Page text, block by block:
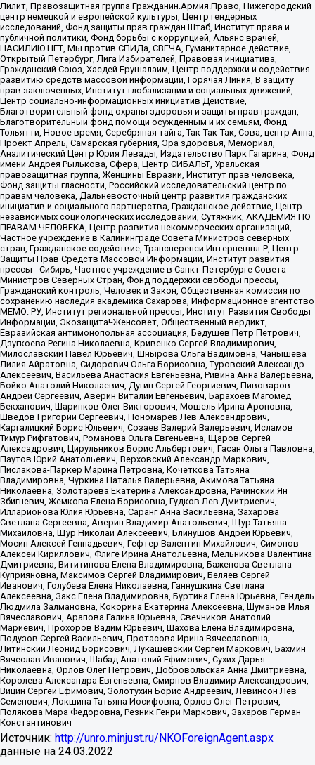
Лилит, Правозащитная группа Гражданин.Армия.Право, Нижегородский
центр немецкой и европейской культуры, Центр гендерных
исследований, Фонд защиты прав граждан Штаб, Институт права и
публичной политики, Фонд борьбы с коррупцией, Альянс врачей,
НАСИЛИЮ.НЕТ, Мы против СПИДа, СВЕЧА, Гуманитарное действие,
Открытый Петербург, Лига Избирателей, Правовая инициатива,
Гражданский Союз, Хасдей Ерушалаим, Центр поддержки и содействия
развитию средств массовой информации, Горячая Линия, В защиту
прав заключенных, Институт глобализации и социальных движений,
Центр социально-информационных инициатив Действие,
Благотворительный фонд охраны здоровья и защиты прав граждан,
Благотворительный фонд помощи осужденным и их семьям, Фонд
Тольятти, Новое время, Серебряная тайга, Так-Так-Так, Сова, центр Анна,
Проект Апрель, Самарская губерния, Эра здоровья, Мемориал,
Аналитический Центр Юрия Левады, Издательство Парк Гагарина, Фонд
имени Андрея Рылькова, Сфера, Центр СИБАЛЬТ, Уральская
правозащитная группа, Женщины Евразии, Институт прав человека,
Фонд защиты гласности, Российский исследовательский центр по
правам человека, Дальневосточный центр развития гражданских
инициатив и социального партнерства, Гражданское действие, Центр
независимых социологических исследований, Сутяжник, АКАДЕМИЯ ПО
ПРАВАМ ЧЕЛОВЕКА, Центр развития некоммерческих организаций,
Частное учреждение в Калининграде Совета Министров северных
стран, Гражданское содействие, Трансперенси Интернешнл-Р, Центр
Защиты Прав Средств Массовой Информации, Институт развития
прессы - Сибирь, Частное учреждение в Санкт-Петербурге Совета
Министров Северных Стран, Фонд поддержки свободы прессы,
Гражданский контроль, Человек и Закон, Общественная комиссия по
сохранению наследия академика Сахарова, Информационное агентство
МЕМО. РУ, Институт региональной прессы, Институт Развития Свободы
Информации, Экозащита!-Женсовет, Общественный вердикт,
Евразийская антимонопольная ассоциация, Бедушев Петр Петрович,
Дзугкоева Регина Николаевна, Кривенко Сергей Владимирович,
Милославский Павел Юрьевич, Шнырова Ольга Вадимовна, Чанышева
Лилия Айратовна, Сидорович Ольга Борисовна, Туровский Александр
Алексеевич, Васильева Анастасия Евгеньевна, Ривина Анна Валерьевна,
Бойко Анатолий Николаевич, Дугин Сергей Георгиевич, Пивоваров
Андрей Сергеевич, Аверин Виталий Евгеньевич, Барахоев Магомед
Бекханович, Шарипков Олег Викторович, Мошель Ирина Ароновна,
Шведов Григорий Сергеевич, Пономарев Лев Александрович,
Каргалицкий Борис Юльевич, Созаев Валерий Валерьевич, Исламов
Тимур Рифгатович, Романова Ольга Евгеньевна, Щаров Сергей
Алексадрович, Цирульников Борис Альбертович, Гасан Ольга Павловна,
Паутов Юрий Анатольевич, Верховский Александр Маркович,
Пислакова-Паркер Марина Петровна, Кочеткова Татьяна
Владимировна, Чуркина Наталья Валерьевна, Акимова Татьяна
Николаевна, Золотарева Екатерина Александровна, Рачинский Ян
Збигневич, Жемкова Елена Борисовна, Гудков Лев Дмитриевич,
Илларионова Юлия Юрьевна, Саранг Анна Васильевна, Захарова
Светлана Сергеевна, Аверин Владимир Анатольевич, Щур Татьяна
Михайловна, Щур Николай Алексеевич, Блинушов Андрей Юрьевич,
Мосин Алексей Геннадьевич, Гефтер Валентин Михайлович, Симонов
Алексей Кириллович, Флиге Ирина Анатольевна, Мельникова Валентина
Дмитриевна, Вититинова Елена Владимировна, Баженова Светлана
Куприяновна, Максимов Сергей Владимирович, Беляев Сергей
Иванович, Голубева Елена Николаевна, Ганнушкина Светлана
Алексеевна, Закс Елена Владимировна, Буртина Елена Юрьевна, Гендель
Людмила Залмановна, Кокорина Екатерина Алексеевна, Шуманов Илья
Вячеславович, Арапова Галина Юрьевна, Свечников Анатолий
Мариевич, Прохоров Вадим Юрьевич, Шахова Елена Владимировна,
Подузов Сергей Васильевич, Протасова Ирина Вячеславовна,
Литинский Леонид Борисович, Лукашевский Сергей Маркович, Бахмин
Вячеслав Иванович, Шабад Анатолий Ефимович, Сухих Дарья
Николаевна, Орлов Олег Петрович, Добровольская Анна Дмитриевна,
Королева Александра Евгеньевна, Смирнов Владимир Александрович,
Вицин Сергей Ефимович, Золотухин Борис Андреевич, Левинсон Лев
Семенович, Локшина Татьяна Иосифовна, Орлов Олег Петрович,
Полякова Мара Федоровна, Резник Генри Маркович, Захаров Герман
Константинович
Источник: http://unro.minjust.ru/NKOForeignAgent.aspx
данные на 24.03.2022